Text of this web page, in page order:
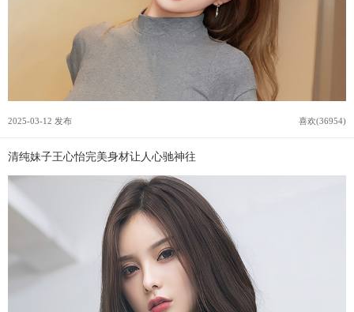
2025-03-12 发布 喜欢(36954)
清纯妹子王心怡完美身材让人心驰神往